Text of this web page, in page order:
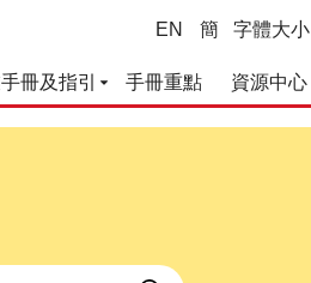
EN 簡 字體大小
冊及指引 手冊重點 資源中心